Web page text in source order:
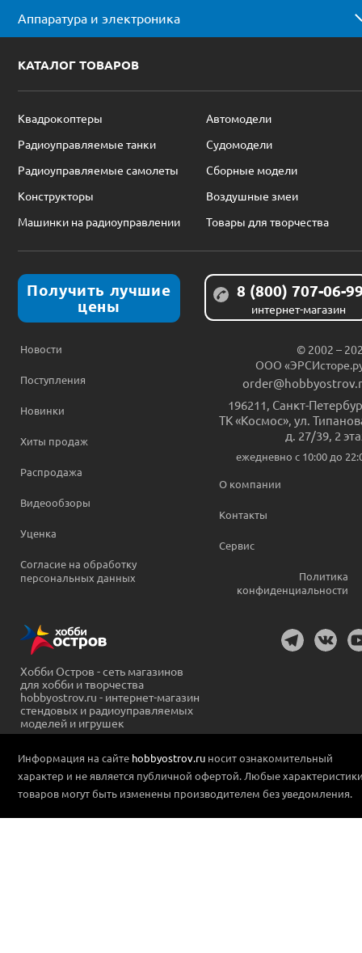
Аппаратура и электроника
КАТАЛОГ ТОВАРОВ
Квадрокоптеры
Автомодели
Радиоуправляемые танки
Судомодели
Радиоуправляемые самолеты
Сборные модели
Конструкторы
Воздушные змеи
Машинки на радиоуправлении
Товары для творчества
Получить лучшие
цены
8 (800) 707-06-
интернет-магазин
Новости
Поступления
Новинки
Хиты продаж
Распродажа
Видеообзоры
Уценка
Согласие на обработку
персональных данных
© 2002 –
ООО
196211 Санкт-
ТК «Космос», ул.
д. 27/39, 2
ежедневно c 10:00 до
О компании
Контакты
Сервис
Политика
конфиденциальности
Хобби Остров - сеть магазинов
для хобби и творчества
hobbyostrov.ru - интернет-магазин
стендовых и радиоуправляемых
моделей и игрушек
Информация на сайте hobbyostrov.ru носит ознакомительный
характер и не является публичной офертой. Любые
товаров могут быть изменены производителем без уведомления.